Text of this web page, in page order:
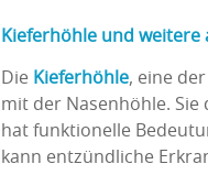
Kieferhöhle und
Die Kieferhöhle, eine
mit der Nasenhöhle.
hat funktionelle
kann entzündliche